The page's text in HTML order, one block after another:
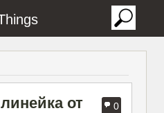
0
от